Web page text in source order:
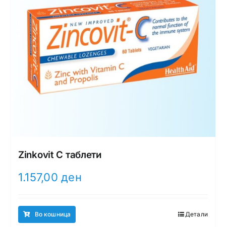
Zinkovit C таблети
1.157,00ден
Во кошница Детали